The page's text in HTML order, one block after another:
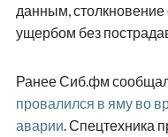
данным,
ущербом без
Ранее Сиб.фм
провалился в яму во
аварии. Спецтехника